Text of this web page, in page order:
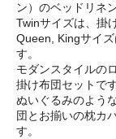
ン）のベッドリネ
Twinサイズは、掛
Queen, Kingサイ
す。
モダンスタイルの
掛け布団セットです
ぬいぐるみのよう
団とお揃いの枕カ
す。